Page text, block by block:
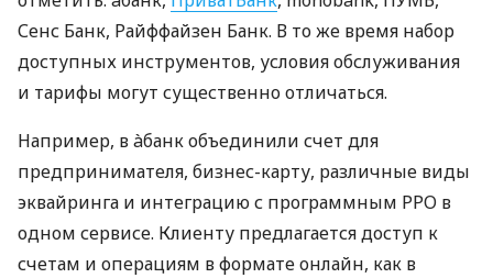
Сенс Банк, Райффайзен Банк. В то же время набор
доступных инструментов, условия обслуживания
и тарифы могут существенно отличаться.
Например, в àбанк объединили счет для
предпринимателя, бизнес-карту, различные виды
эквайринга и интеграцию с программным РРО в
одном сервисе. Клиенту предлагается доступ к
счетам и операциям в формате онлайн, как в